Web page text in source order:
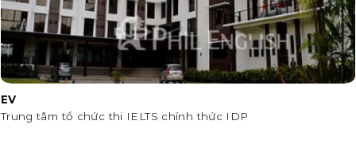
EV
Trung tâm tổ chức thi IELTS chính thức IDP